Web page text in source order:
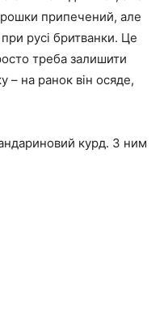
припечений, але
русі бритванки. Це
треба залишити
– на ранок він осяде,
курд. З ним